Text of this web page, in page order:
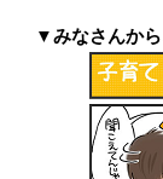
▼みなさんか